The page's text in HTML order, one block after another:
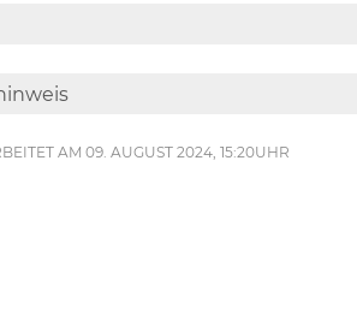
AM 09. AUGUST 2024, 15:20UHR